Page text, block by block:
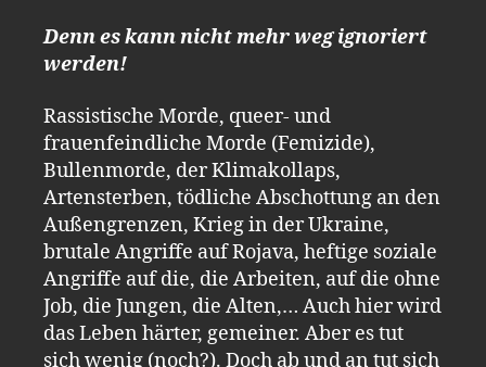
Denn es kann nicht mehr weg ignoriert
werden!
Rassistische Morde, queer- und
frauenfeindliche Morde (Femizide),
Bullenmorde, der Klimakollaps,
Artensterben, tödliche Abschottung an den
Außengrenzen, Krieg in der Ukraine,
brutale Angriffe auf Rojava, heftige soziale
Angriffe auf die, die Arbeiten, auf die ohne
Job, die Jungen, die Alten,… Auch hier wird
das Leben härter, gemeiner. Aber es tut
sich wenig (noch?). Doch ab und an tut sich